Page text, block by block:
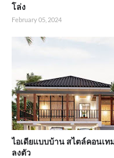
โล่ง
February 05, 2024
ไอเดียแบบบ้าน สไตล์คอนเ
ลงตัว